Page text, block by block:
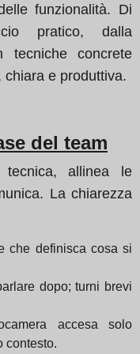
funzionalità. Di
pratico, dalla
tecniche concrete
e produttiva.
del team
allinea le
La chiarezza
che definisca cosa si
dopo; turni brevi
accesa solo
contesto.